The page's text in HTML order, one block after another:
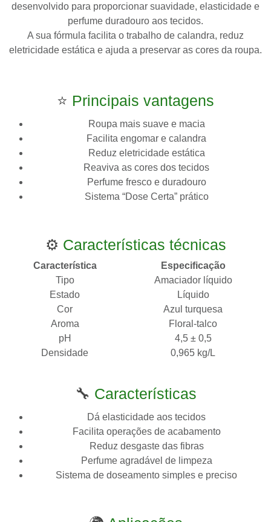
desenvolvido para proporcionar suavidade, elasticidade e
perfume duradouro aos tecidos.
A sua fórmula facilita o trabalho de calandra, reduz
eletricidade estática e ajuda a preservar as cores da roupa.
⭐ Principais vantagens
Roupa mais suave e macia
Facilita engomar e calandra
Reduz eletricidade estática
Reaviva as cores dos tecidos
Perfume fresco e duradouro
Sistema “Dose Certa” prático
⚙️ Características técnicas
Característica
Especificação
Tipo
Amaciador líquido
Estado
Líquido
Cor
Azul turquesa
Aroma
Floral-talco
pH
4,5 ± 0,5
Densidade
0,965 kg/L
🔧 Características
Dá elasticidade aos tecidos
Facilita operações de acabamento
Reduz desgaste das fibras
Perfume agradável de limpeza
Sistema de doseamento simples e preciso